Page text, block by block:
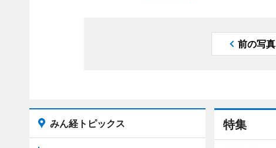
前の写真
特集
みん経トピックス